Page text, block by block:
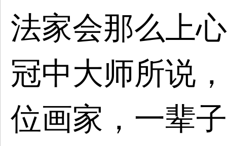
法家会那么上
冠中大师所说
位画家，一辈